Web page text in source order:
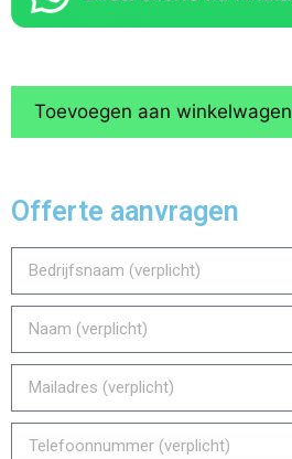
Toevoegen aan winkelwagen
Offerte aanvragen